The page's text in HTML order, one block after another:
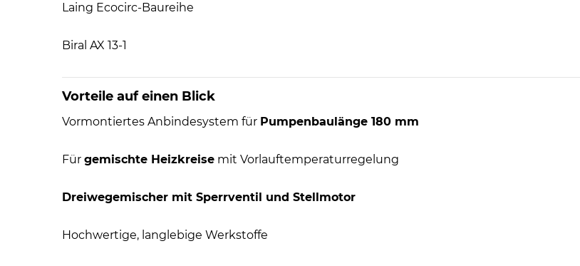
Laing Ecocirc-Baureihe
Biral AX 13-1
Vorteile auf einen Blick
Vormontiertes Anbindesystem für Pumpenbaulänge 180 mm
Für gemischte Heizkreise mit Vorlauftemperaturregelung
Dreiwegemischer mit Sperrventil und Stellmotor
Hochwertige, langlebige Werkstoffe